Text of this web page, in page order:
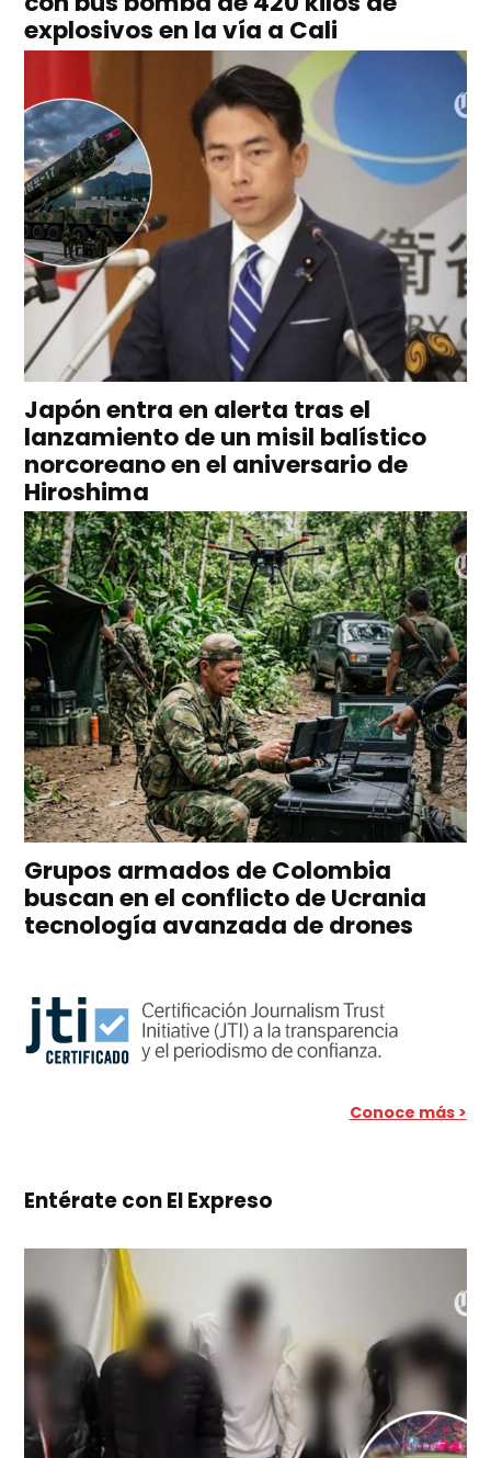
explosivos en la vía a Cali
Japón entra en alerta tras el
lanzamiento de un misil balístico
norcoreano en el aniversario de
Hiroshima
Grupos armados de Colombia
buscan en el conflicto de Ucrania
tecnología avanzada de drones
Conoce más >
Entérate con El Expreso